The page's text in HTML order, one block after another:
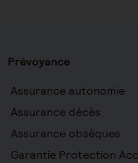
Prévoyance
Assurance autonomie
Assurance décès
Assurance obsèques
Garantie Protection